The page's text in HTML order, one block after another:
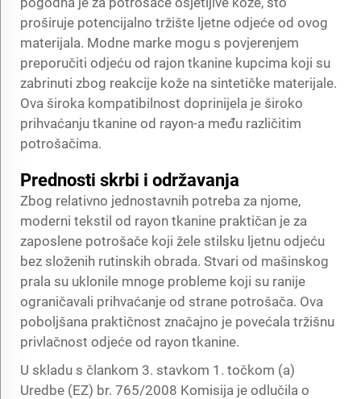
proširuje potencijalno tržište ljetne odjeće od ovog
materijala. Modne marke mogu s povjerenjem
preporučiti odjeću od rajon tkanine kupcima koji su
zabrinuti zbog reakcije kože na sintetičke materijale.
Ova široka kompatibilnost doprinijela je široko
prihvaćanju tkanine od rayon-a među različitim
potrošačima.
Prednosti skrbi i održavanja
Zbog relativno jednostavnih potreba za njome,
moderni tekstil od rayon tkanine praktičan je za
zaposlene potrošače koji žele stilsku ljetnu odjeću
bez složenih rutinskih obrada. Stvari od mašinskog
prala su uklonile mnoge probleme koji su ranije
ograničavali prihvaćanje od strane potrošača. Ova
poboljšana praktičnost značajno je povećala tržišnu
privlačnost odjeće od rayon tkanine.
U skladu s člankom 3. stavkom 1. točkom (a)
Uredbe (EZ) br. 765/2008 Komisija je odlučila o